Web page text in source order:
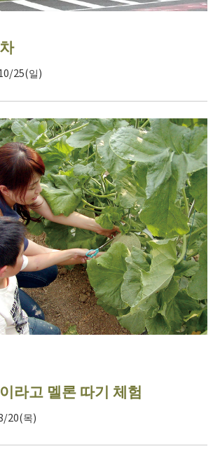
25(일)
라고 멜론 따기 체험
20(목)